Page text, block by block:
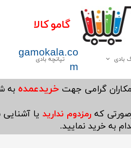
گامو کالا
gamokala.co
m
بادی تپانچه بادی
چاقو تبر
کوله
کفش
گرامی جهتخریدعمده به
که رمزدوم ندارید یا آشنایی
به خرید نمایید.